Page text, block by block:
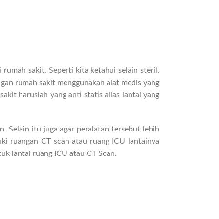
sakit. Seperti kita ketahui selain steril,
rumah sakit menggunakan alat medis yang
haruslah yang anti statis alias lantai yang
Selain itu juga agar peralatan tersebut lebih
ruangan CT scan atau ruang ICU lantainya
lantai ruang ICU atau CT Scan.